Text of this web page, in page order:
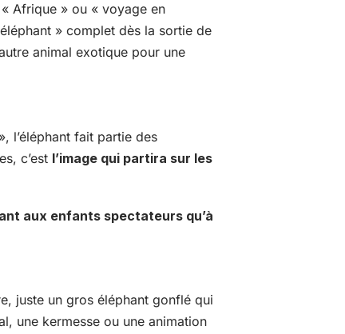
Afrique » ou « voyage en
» complet dès la sortie de
animal exotique pour une
l’éléphant fait partie des
c’est l’image qui partira sur les
aux enfants spectateurs qu’à
juste un gros éléphant gonflé qui
une kermesse ou une animation